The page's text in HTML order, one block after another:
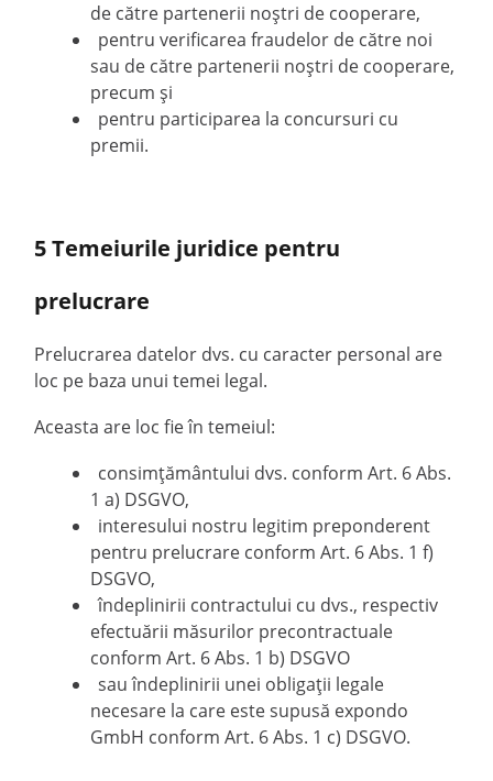
de către partenerii noștri de cooperare,
pentru verificarea fraudelor de către noi
sau de către partenerii noștri de cooperare,
precum și
pentru participarea la concursuri cu
premii.
5 Temeiurile juridice pentru
prelucrare
Prelucrarea datelor dvs. cu caracter personal are
loc pe baza unui temei legal.
Aceasta are loc fie în temeiul:
consimțământului dvs. conform Art. 6 Abs.
1 a) DSGVO,
interesului nostru legitim preponderent
pentru prelucrare conform Art. 6 Abs. 1 f)
DSGVO,
îndeplinirii contractului cu dvs., respectiv
efectuării măsurilor precontractuale
conform Art. 6 Abs. 1 b) DSGVO
sau îndeplinirii unei obligații legale
necesare la care este supusă expondo
GmbH conform Art. 6 Abs. 1 c) DSGVO.